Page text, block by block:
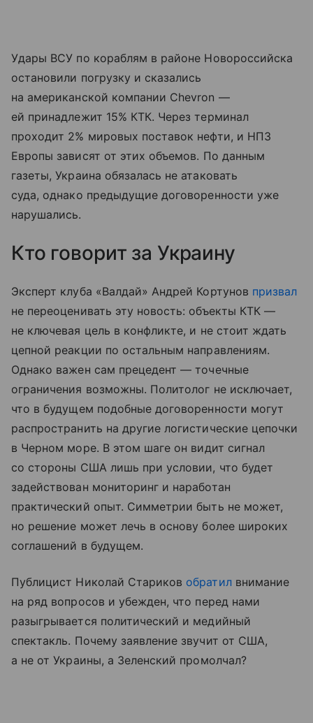
Удары ВСУ по кораблям в районе Новороссийска
остановили погрузку и сказались
на американской компании Chevron —
ей принадлежит 15% КТК. Через терминал
проходит 2% мировых поставок нефти, и НПЗ
Европы зависят от этих объемов. По данным
газеты, Украина обязалась не атаковать
суда, однако предыдущие договоренности уже
нарушались.
Кто говорит за Украину
Эксперт клуба «Валдай» Андрей Кортунов призвал
не переоценивать эту новость: объекты КТК —
не ключевая цель в конфликте, и не стоит ждать
цепной реакции по остальным направлениям.
Однако важен сам прецедент — точечные
ограничения возможны. Политолог не исключает,
что в будущем подобные договоренности могут
распространить на другие логистические цепочки
в Черном море. В этом шаге он видит сигнал
со стороны США лишь при условии, что будет
задействован мониторинг и наработан
практический опыт. Симметрии быть не может,
но решение может лечь в основу более широких
соглашений в будущем.
Публицист Николай Стариков обратилвнимание
на ряд вопросов и убежден, что перед нами
разыгрывается политический и медийный
спектакль. Почему заявление звучит от США,
а не от Украины, а Зеленский промолчал?